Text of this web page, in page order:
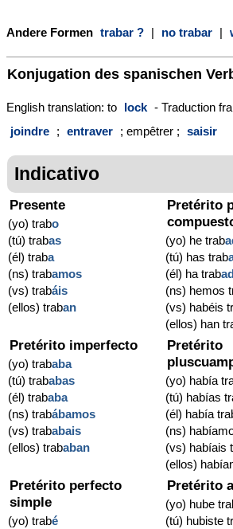
Andere Formen trabar ? | no trabar |
Konjugation des spanischen
English translation: to lock - Traduction
joindre ; entraver ; empêtrer ; saisir
Indicativo
Presente
(yo) trabo
(tú) trabas
(él) traba
(ns) trabamos
(vs) trabáis
(ellos) traban
Pretérito
(yo) he trab
(tú) has trab
(él) ha trab
(ns) hemos
(vs) habéis
(ellos) han
Pretérito imperfecto
(yo) trababa
(tú) trababas
(él) trababa
(ns) trabábamos
(vs) trababais
(ellos) trababan
Pretérito
(yo) había
(tú) habías
(él) había
(ns)
(vs) habíais
(ellos)
Pretérito perfecto
simple
(yo) trabé
Pretérito
(yo) hube
(tú) hubiste